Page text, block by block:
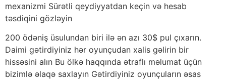
mexanizmi Sürətli qeydiyyatdan keçin və hesab
təsdiqini gözləyin
200 ödəniş üsulundan biri ilə ən azı 30$ pul çıxarın.
Daimi gətirdiyiniz hər oyunçudan xalis gəlirin bir
hissəsini alın Bu ölkə haqqında ətraflı məlumat üçün
bizimlə əlaqə saxlayın Gətirdiyiniz oyunçuların əsas